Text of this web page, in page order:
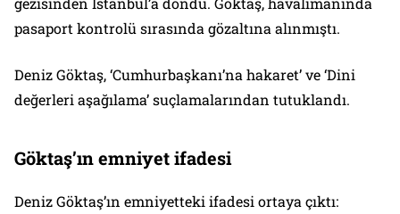
pasaport kontrolü sırasında gözaltına alınmıştı.
Deniz Göktaş, ‘Cumhurbaşkanı’na hakaret’ ve ‘Dini
değerleri aşağılama’ suçlamalarından tutuklandı.
Göktaş’ın emniyet ifadesi
Deniz Göktaş’ın emniyetteki ifadesi ortaya çıktı: